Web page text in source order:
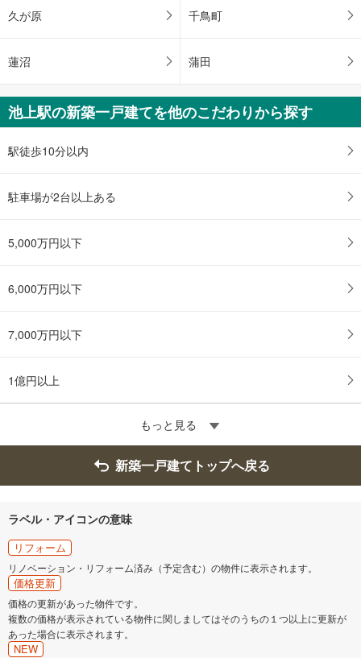
久が原 千鳥町
蓮沼 蒲田
池上駅の新築一戸建てを他のこだわりから探す
駅徒歩10分以内
駐車場が2台以上ある
5,000万円以下
6,000万円以下
7,000万円以下
1億円以上
もっと見る
新築一戸建てトップへ戻る
ラベル・アイコンの意味
リフォーム
リノベーション・リフォーム済み（予定含む）の物件に表示されます。
価格更新
価格の更新があった物件です。
複数の価格が表示されている物件に関しましてはそのうちの１つ以上に更新が
あった場合に表示されます。
NEW